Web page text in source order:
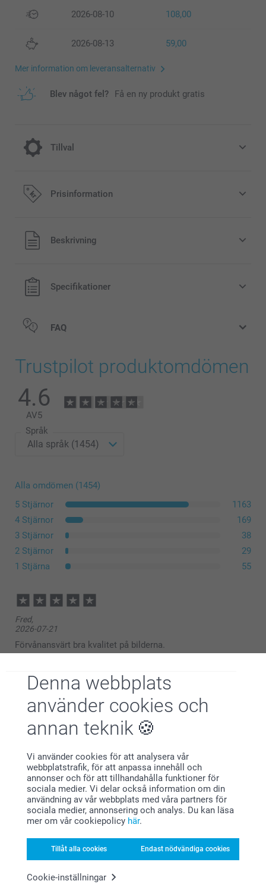
Denna webbplats
använder cookies och
annan teknik
Vi använder cookies för att analysera vår
webbplatstrafik, för att anpassa innehåll och
annonser och för att tillhandahålla funktioner för
sociala medier. Vi delar också information om din
användning av vår webbplats med våra partners för
sociala medier, annonsering och analys. Du kan läsa
mer om vår cookiepolicy här.
Tillåt alla cookies Endast nödvändiga cookies
Cookie-inställningar
2026-08-10 108,00
2026-08-13 59,00
Mer information om leveransalternativ
Blev något fel? Få en ny produkt gratis
Tillval
Jula till din fotomugg
Prisinformation
Alla priser är i svenska kronor (SEK), inklusive moms och
exklusive porto.
Beskrivning
Specifikationer
FAQ
Trustpilot produktomdömen
4.6
AV5
Språk
Alla omdömen (1454)
5 Stjärnor
1163
4 Stjärnor
169
3 Stjärnor
38
2 Stjärnor
29
1 Stjärna
55
Fred,
2026-07-21
Förvånansvärt bra kvalitet på bilderna.
2026-07-22
11:01
är nöjd med din mugg!
Vi önskar dig en fin sommar!
Vänliga hälsningar,
Helene@smartphoto
Peter,
Enkelt och smidigt att beställa. Helt ok kvalitet på
produkten. Mycket prisvärt
Visa reaktioner
2026-07-13
Hej Peter,
är nöjd med din mugg!
Anna Nergårdh,
2026-07-06
Produkten var toppen, leveransen tyvärr senare än utlovat.